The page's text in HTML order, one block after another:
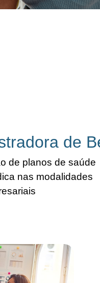
de
de planos de saúde
nas modalidades